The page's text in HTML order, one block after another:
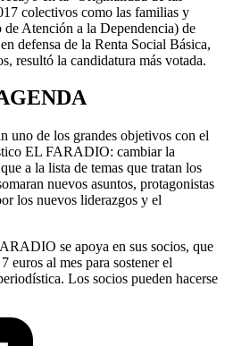
colectivos como las familias y
Atención a la Dependencia) de
defensa de la Renta Social Básica,
resultó la candidatura más votada.
uno de los grandes objetivos con el
EL FARADIO: cambiar la
a la lista de temas que tratan los
nuevos asuntos, protagonistas
los nuevos liderazgos y el
se apoya en sus socios, que
euros al mes para sostener el
Los socios pueden hacerse